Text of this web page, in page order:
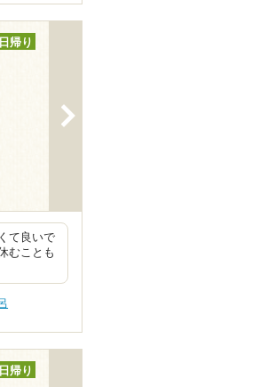
日帰り
て良いで
むことも
日帰り